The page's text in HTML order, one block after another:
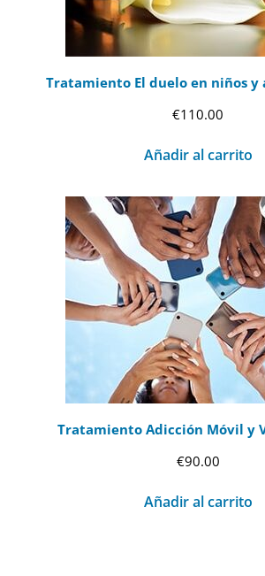
Tratamiento El duelo en niños y
€110.00
Añadir al carrito
Tratamiento Adicción Móvil y
€90.00
Añadir al carrito